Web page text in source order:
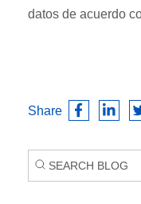
datos de acuerdo
Share